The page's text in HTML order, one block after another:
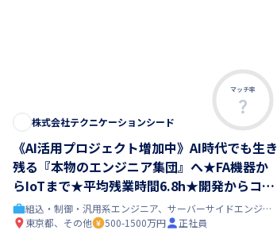
マッチ率
株式会社テクニケーションシード
《AI活用プロジェクト増加中》AI時代でも生き
残る『本物のエンジニア集団』へ★FA機器か
らIoTまで★平均残業時間6.8h★開発からコン
サル領域まで、一気通貫でキャリアを作りたい
あなたにオススメの環境です！
組込・制御・汎用系エンジニア、サーバーサイドエンジニア
東京都、その他
500-1500万円
正社員